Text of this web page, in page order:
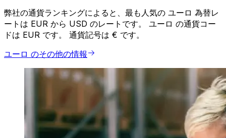
弊社の通貨ランキングによると、最も人気の ユーロ 為替レ
ートは EUR から USD のレートです。 ユーロ の通貨コー
ドは EUR です。 通貨記号は € です。
ユーロ のその他の情報